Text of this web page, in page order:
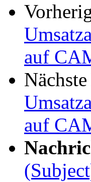
auf
auf